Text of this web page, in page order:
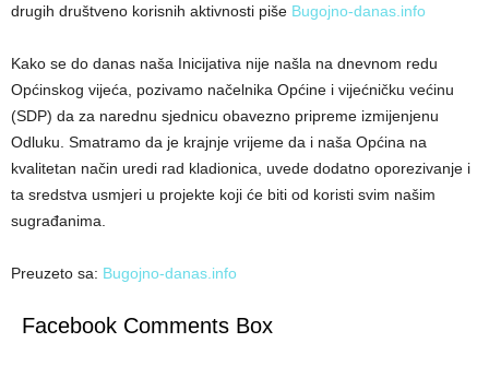
drugih društveno korisnih aktivnosti piše Bugojno-danas.info
Kako se do danas naša Inicijativa nije našla na dnevnom redu
Općinskog vijeća, pozivamo načelnika Općine i vijećničku većinu
(SDP) da za narednu sjednicu obavezno pripreme izmijenjenu
Odluku. Smatramo da je krajnje vrijeme da i naša Općina na
kvalitetan način uredi rad kladionica, uvede dodatno oporezivanje i
ta sredstva usmjeri u projekte koji će biti od koristi svim našim
sugrađanima.
Preuzeto sa: Bugojno-danas.info
Facebook Comments Box